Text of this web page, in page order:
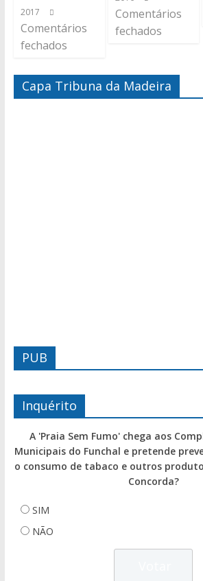
2017
Comentários
fechados
Comentários
fechados
Capa Tribuna da Madeira
PUB
Inquérito
A 'Praia Sem Fumo' chega aos
Municipais do Funchal e pretende
o consumo de tabaco e outros
Concorda?
SIM
NÃO